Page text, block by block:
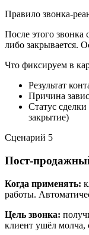
Правило звонка-
После этого звонка
либо закрывается.
Что фиксируем в
Результат
Причина
Статус
закрытие)
Сценарий 5
Пост-
Когда применять:
работы.
Цель звонка:
клиент ушёл молча,